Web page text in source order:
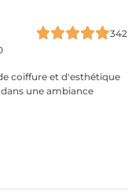
342
coiffure et d'esthétique
une ambiance